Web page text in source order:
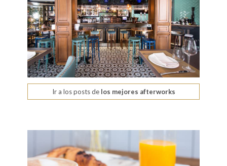
Ir a los posts delos mejores afterworks